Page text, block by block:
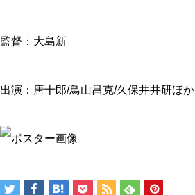
監督：大島新
出演：唐十郎/鳥山昌克/久保井井研ほか